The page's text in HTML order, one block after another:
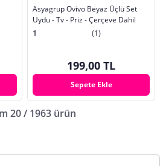
Asyagrup Ovivo Beyaz Üçlü Set
Uydu - Tv - Priz - Çerçeve Dahil
1
(1)
199,00 TL
Sepete Ekle
20 / 1963 ürün